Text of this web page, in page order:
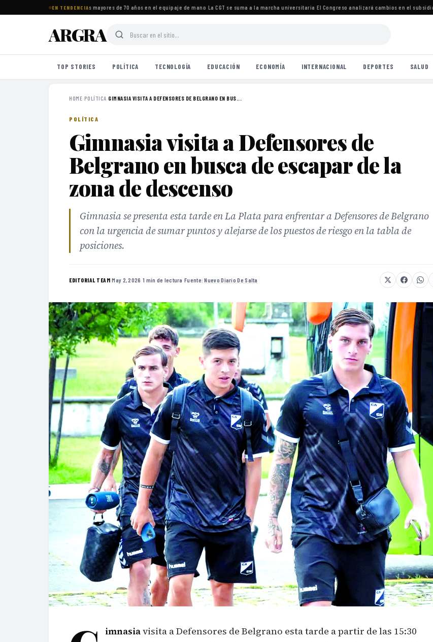
EN TENDENCIA
imprescindibles para viajeros mayores de 70 años en el equipaje de mano·La CGT se suma a la marcha universitaria·El Congreso analizará cambios en el subsidio
ARGRA
TOP STORIES POLÍTICA TECNOLOGÍA EDUCACIÓN ECONOMÍA INTERNACIONAL DEPORTES SALUD
HOME›POLÍTICA›GIMNASIA VISITA A DEFENSORES DE BELGRANO EN BUS...
POLÍTICA
Gimnasia visita a Defensores de
Belgrano en busca de escapar de la
zona de descenso
Gimnasia se presenta esta tarde en La Plata para enfrentar a Defensores de Belgrano
con la urgencia de sumar puntos y alejarse de los puestos de riesgo en la tabla de
posiciones.
EDITORIAL TEAM·May 2, 2026 ·1 min de lectura ·Fuente:Nuevo Diario De Salta
imnasiavisita a Defensores de Belgrano esta tarde a partir de las 15:30